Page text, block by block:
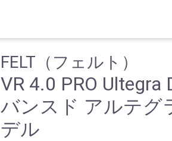
FELT（フェルト）
VR 4.0 PRO Ultegra
バンスド アルテグ
デル